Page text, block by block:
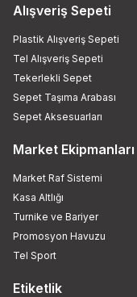
Alışveriş Sepeti
Plastik Alışveriş Sepeti
Tel Alışveriş Sepeti
Tekerlekli Sepet
Sepet Taşıma Arabası
Sepet Aksesuarları
Market Ekipmanları
Market Raf Sistemi
Kasa Altlığı
Turnike ve Bariyer
Promosyon Havuzu
Tel Sport
Etiketlik